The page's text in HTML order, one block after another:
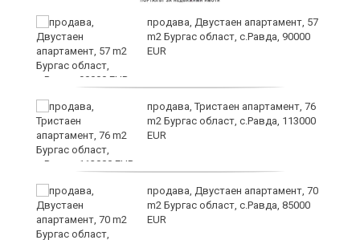
продава, Двустаен апартамент, 57
m2 Бургас област, с.Равда, 90000
EUR
продава, Тристаен апартамент, 76
m2 Бургас област, с.Равда, 113000
EUR
продава, Двустаен апартамент, 70
m2 Бургас област, с.Равда, 85000
EUR